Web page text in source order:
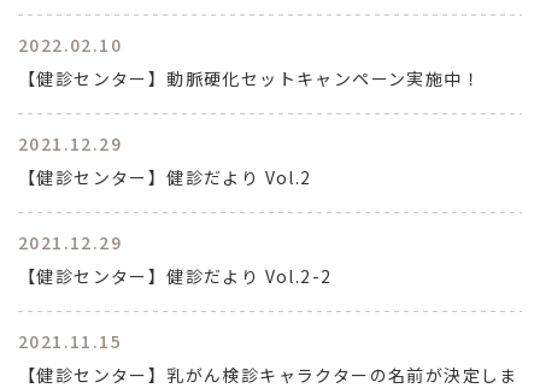
2022.02.10
【健診センター】動脈硬化セットキャンペーン実施中！
2021.12.29
【健診センター】健診だより Vol.2
2021.12.29
【健診センター】健診だより Vol.2-2
2021.11.15
【健診センター】乳がん検診キャラクターの名前が決定しま